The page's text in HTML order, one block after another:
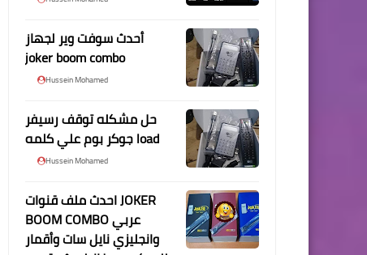
أحدث سوفت وير لجهاز
joker boom combo
Hussein Mohamed
حل مشكله توقف رسيفر
جوكر بوم علي كلمه load
Hussein Mohamed
احدث ملف قنوات JOKER
BOOM COMBO عربي
وانجليزي نايل سات وأقمار